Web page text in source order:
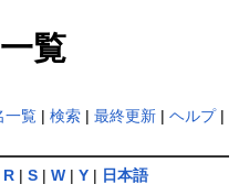
覧
一覧| 検索| 最終更新| ヘルプ|
R |S |W |Y | 日本語